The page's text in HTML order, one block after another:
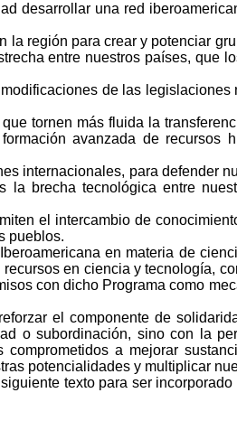
desarrollar una red
región para crear y potenciar
entre nuestros países, que
de las legislaciones
tornen más fluida la
avanzada de recursos
internacionales, para defender
la brecha tecnológica entre
el intercambio de
pueblos.
en materia de
en ciencia y tecnología,
con dicho Programa como
el componente de
o subordinación, sino con la
a mejorar
potencialidades y multiplicar
texto para ser